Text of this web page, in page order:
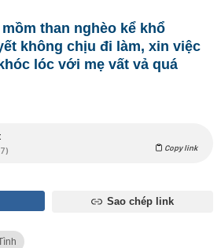
than nghèo kể khổ
không chịu đi làm, xin việc
lóc với mẹ vất vả quá
Copy link
Sao chép link